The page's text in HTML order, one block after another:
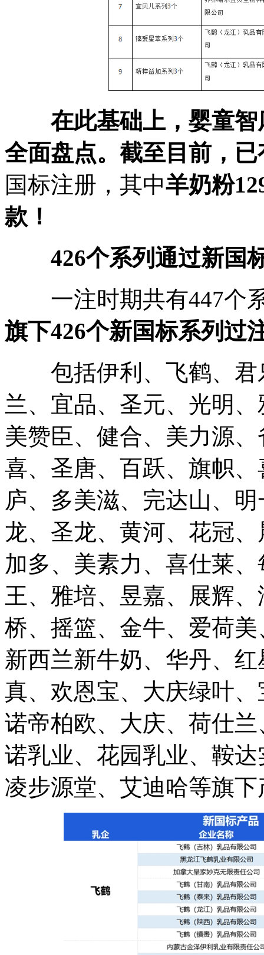
在此基础上，婴童
全面盘点。 截至目前，已
国标注册，其中羊奶粉
款！
426个系列通过新国
一注时期共有447个
旗下426个新国标系列过
包括伊利、飞鹤、君
兰、宜品、圣元、光明
美赞臣、健合、美力源
喜、圣唐、百跃、旗帜
庐、多美滋、完达山、
龙、圣龙、黄河、花冠
加多、美素力、喜仕莱
王、雅培、昱嘉、展辉
桥、摇篮、金牛、爱荷
新西兰新牛奶、华丹、
真、欢恩宝、大庆绿叶
诺帝柏欧、大庆、荷仕
诺乳业、花园乳业、鞍
凌步源堂、艾迪哈等旗